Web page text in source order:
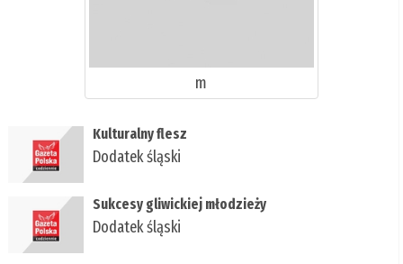
m
Kulturalny flesz
Dodatek śląski
Sukcesy gliwickiej młodzieży
Dodatek śląski